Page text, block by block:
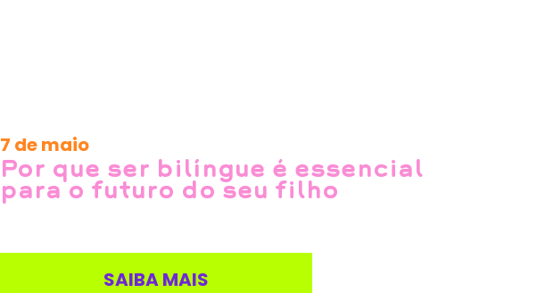
7 de maio
Por que ser bilíngue é essencial
para o futuro do seu filho
SAIBA MAIS